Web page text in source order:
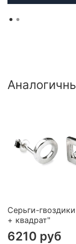
Серьги-
+ квадрат"
6210 руб